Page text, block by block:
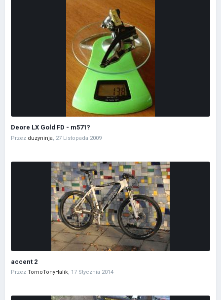
Deore LX Gold FD - m571?
Przez duzyninja, 27 Listopada 2009
accent 2
Przez TomoTonyHalik, 17 Stycznia 2014